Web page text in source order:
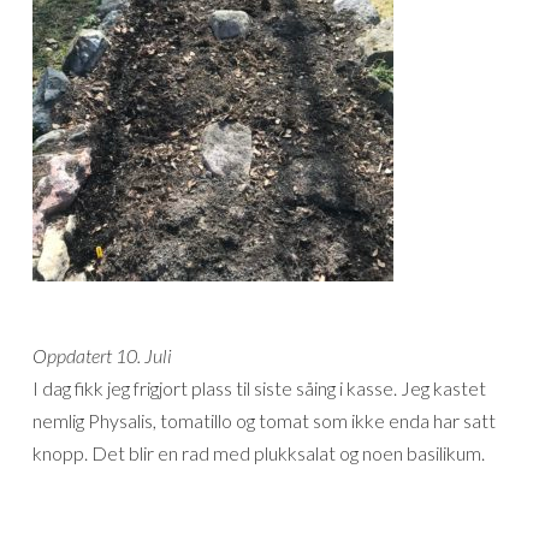
Oppdatert 10. Juli
I dag fikk jeg frigjort plass til siste såing i kasse. Jeg kastet
nemlig Physalis, tomatillo og tomat som ikke enda har satt
knopp. Det blir en rad med plukksalat og noen basilikum.